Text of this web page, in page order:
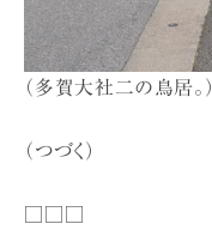
（多賀大社二の鳥居。）
（つづく）
□□□